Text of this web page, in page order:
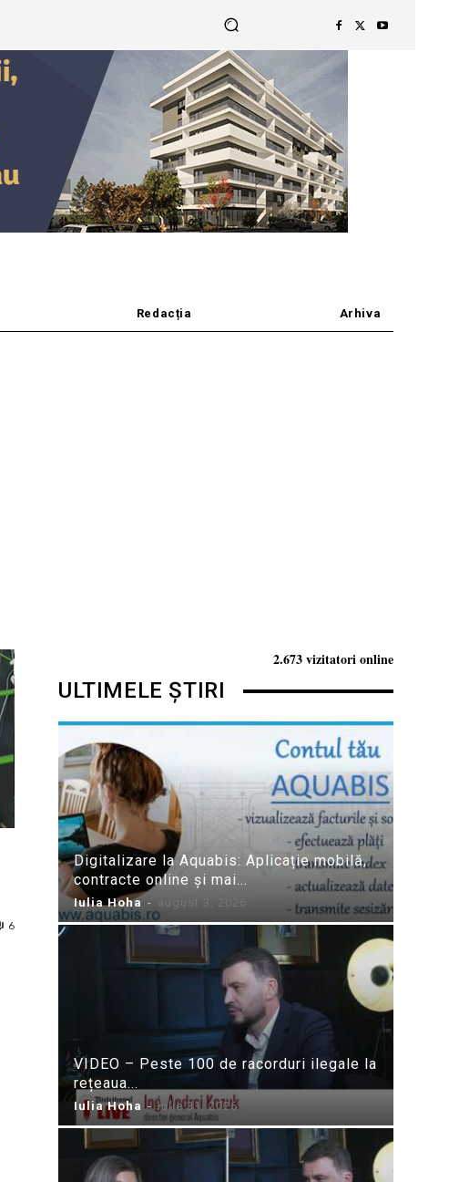
Redacția Arhiva
6
2.673 vizitatori online
ULTIMELE ȘTIRI
Digitalizare la Aquabis: Aplicație mobilă,
contracte online și mai...
Iulia Hoha - august 3, 2026
VIDEO – Peste 100 de racorduri ilegale la
rețeaua...
Iulia Hoha - iulie 31, 2026